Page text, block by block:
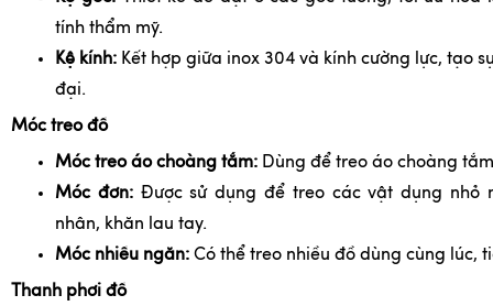
tính thẩm mỹ.
Kệ kính: Kết hợp giữa inox 304 và kính cường lực, tạo
đại.
Móc treo đồ
Móc treo áo choàng tắm: Dùng để treo áo choàng
Móc đơn:Được sử dụng để treo các vật dụng nhỏ
nhân, khăn lau tay.
Móc nhiều ngăn: Có thể treo nhiều đồ dùng cùng lúc,
Thanh phơi đồ